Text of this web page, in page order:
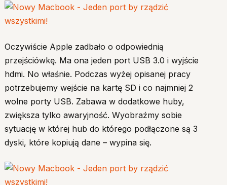
Oczywiście Apple zadbało o odpowiednią
przejściówkę. Ma ona jeden port USB 3.0 i wyjście
hdmi. No właśnie. Podczas wyżej opisanej pracy
potrzebujemy wejście na kartę SD i co najmniej 2
wolne porty USB. Zabawa w dodatkowe huby,
zwiększa tylko awaryjność. Wyobraźmy sobie
sytuację w której hub do którego podłączone są 3
dyski, które kopiują dane – wypina się.